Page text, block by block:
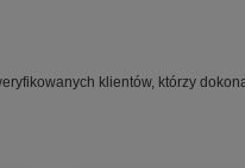
klientów, którzy